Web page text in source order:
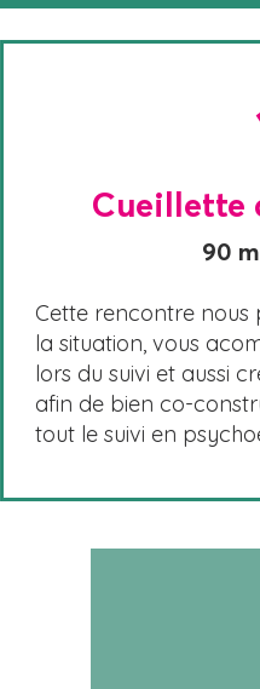
Cueillette
90
Cette rencontre
la situation, vous
lors du suivi et aussi
afin de bien co-
tout le suivi en